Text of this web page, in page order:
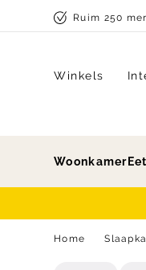
Skip to contentRuim 250
Winkels
Woonkamer
Home